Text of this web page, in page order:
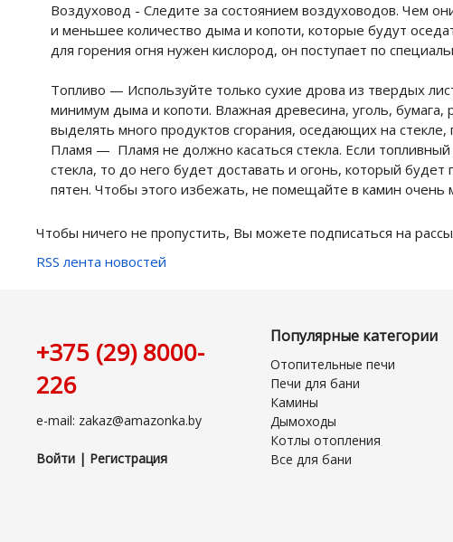
Воздуховод - Следите за состоянием воздуховодов. Чем
и меньшее количество дыма и копоти, которые будут
для горения огня нужен кислород, он поступает по
Топливо — Используйте только сухие дрова из твердых
минимум дыма и копоти. Влажная древесина, уголь, бумага,
выделять много продуктов сгорания, оседающих на
Пламя — Пламя не должно касаться стекла. Если топливный
стекла, то до него будет доставать и огонь, который
пятен. Чтобы этого избежать, не помещайте в камин
Чтобы ничего не пропустить, Вы можете подписаться на
RSS лента новостей
+375 (29) 8000-
226
e-mail: zakaz@amazonka.by
Войти | Регистрация
Популярные категории
Отопительные печи
Печи для бани
Камины
Дымоходы
Котлы отопления
Все для бани